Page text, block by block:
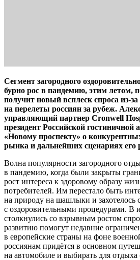
Сегмент загородного
бурно рос в пандемию, этим летом,
получит новый всплеск спроса из-
на перелеты россиян за рубеж.
управляющий партнер Cronwell
президент Российской гостиничной
«Новому проспекту» о
рынка и дальнейших сценариях его
Волна популярности загородного
в пандемию, когда были закрыты
рост интереса к здоровому образу
потребителей. Им перестало быть
на природу на шашлыки и захотелось
с оздоровительными процедурами. В
столкнулись со взрывным ростом
развитию помогут недавние
в европейские страны на фоне
россиянам придётся в основном
на автомобиле и выбирать для